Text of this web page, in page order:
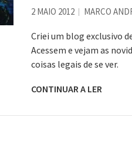
2 MAIO 2012 MARCO
Criei um blog exclusivo
Acessem e vejam as
coisas legais de se ver.
CONTINUAR A LER